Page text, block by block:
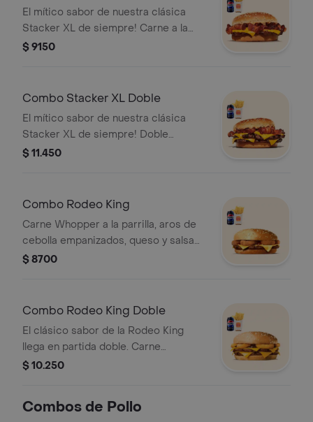
El mítico sabor de nuestra clásica
Stacker XL de siempre! Carne a la
parrilla, sabroso tocino, queso
o aros de cebolla y una lata de
$ 9150
Combo Stacker XL Doble
El mítico sabor de nuestra clásica
Stacker XL de siempre! Doble
porción de carne a la parrilla, sabroso
papas fritas medianas o aros de
cebolla y una lata de bebida!
$ 11.450
Combo Rodeo King
Carne Whopper a la parrilla, aros de
cebolla empanizados, queso y salsa
BBQ ¡Tu combo incluye papas fritas
$ 8700
Combo Rodeo King Doble
El clásico sabor de la Rodeo King
llega en partida doble. Carne
Whopper a la parrilla, aros de cebolla
o aros de cebolla y una lata de
$ 10.250
Combos de Pollo